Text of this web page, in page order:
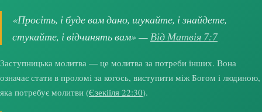
«Просіть, і буде вам дано, шукайте, і знайдете,
стукайте, і відчинять вам» — Від Матвія 7:7
Заступницька молитва — це молитва за потреби інших. Вона
означає стати в проломі за когось, виступити між Богом і людиною,
яка потребує молитви (Єзекіїля 22:30).